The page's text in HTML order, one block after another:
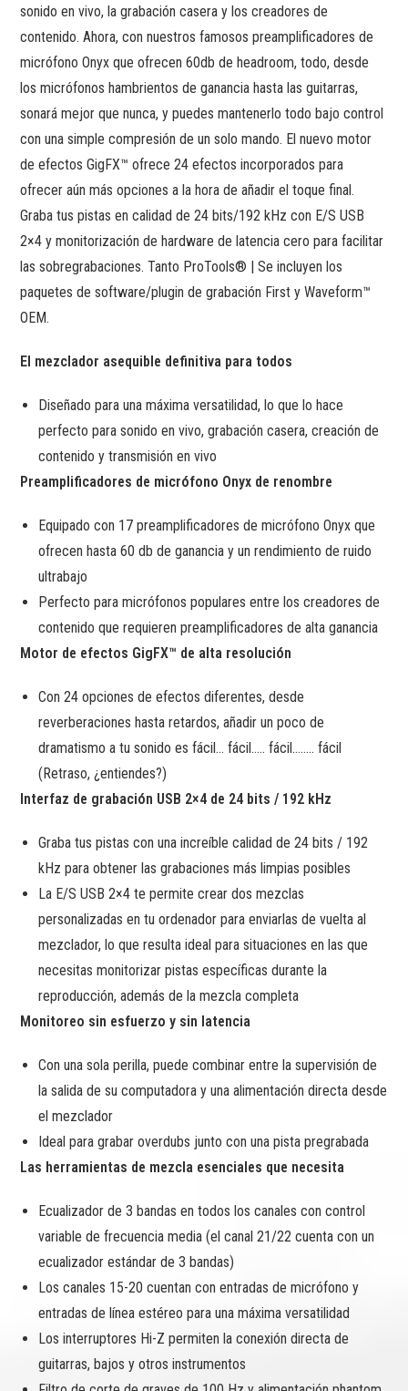
sonido en vivo, la grabación casera y los creadores de
contenido. Ahora, con nuestros famosos preamplificadores de
micrófono Onyx que ofrecen 60db de headroom, todo, desde
los micrófonos hambrientos de ganancia hasta las guitarras,
sonará mejor que nunca, y puedes mantenerlo todo bajo control
con una simple compresión de un solo mando. El nuevo motor
de efectos GigFX™ ofrece 24 efectos incorporados para
ofrecer aún más opciones a la hora de añadir el toque final.
Graba tus pistas en calidad de 24 bits/192 kHz con E/S USB
2×4 y monitorización de hardware de latencia cero para facilitar
las sobregrabaciones. Tanto ProTools® | Se incluyen los
paquetes de software/plugin de grabación First y Waveform™
OEM.
El mezclador asequible definitiva para todos
Diseñado para una máxima versatilidad, lo que lo hace
perfecto para sonido en vivo, grabación casera, creación de
contenido y transmisión en vivo
Preamplificadores de micrófono Onyx de renombre
Equipado con 17 preamplificadores de micrófono Onyx que
ofrecen hasta 60 db de ganancia y un rendimiento de ruido
ultrabajo
Perfecto para micrófonos populares entre los creadores de
contenido que requieren preamplificadores de alta ganancia
Motor de efectos GigFX™ de alta resolución
Con 24 opciones de efectos diferentes, desde
reverberaciones hasta retardos, añadir un poco de
dramatismo a tu sonido es fácil… fácil….. fácil…….. fácil
(Retraso, ¿entiendes?)
Interfaz de grabación USB 2×4 de 24 bits / 192 kHz
Graba tus pistas con una increíble calidad de 24 bits / 192
kHz para obtener las grabaciones más limpias posibles
La E/S USB 2×4 te permite crear dos mezclas
personalizadas en tu ordenador para enviarlas de vuelta al
mezclador, lo que resulta ideal para situaciones en las que
necesitas monitorizar pistas específicas durante la
reproducción, además de la mezcla completa
Monitoreo sin esfuerzo y sin latencia
Con una sola perilla, puede combinar entre la supervisión de
la salida de su computadora y una alimentación directa desde
el mezclador
Ideal para grabar overdubs junto con una pista pregrabada
Las herramientas de mezcla esenciales que necesita
Ecualizador de 3 bandas en todos los canales con control
variable de frecuencia media (el canal 21/22 cuenta con un
ecualizador estándar de 3 bandas)
Los canales 15-20 cuentan con entradas de micrófono y
entradas de línea estéreo para una máxima versatilidad
Los interruptores Hi-Z permiten la conexión directa de
guitarras, bajos y otros instrumentos